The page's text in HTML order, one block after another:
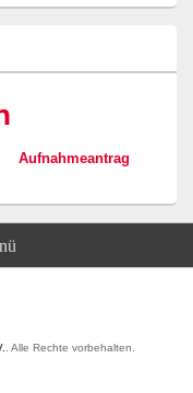
Aufnahmeantrag
. Alle Rechte vorbehalten.